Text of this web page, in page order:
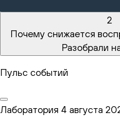
2
Почему снижается
Разобрали
Пульс событий
Лаборатория 4 августа